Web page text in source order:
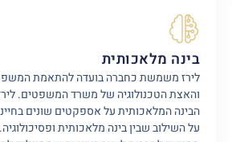
בינה מלאכותית
לירז משמשת כחברה בועדה להתאמת המשפט
והאצת הטכנולוגיה של משרד המשפטים.
הבינה המלאכותית על אספקטים שונים
על השילוב שבין בינה מלאכותית ופסיכולוגיה.